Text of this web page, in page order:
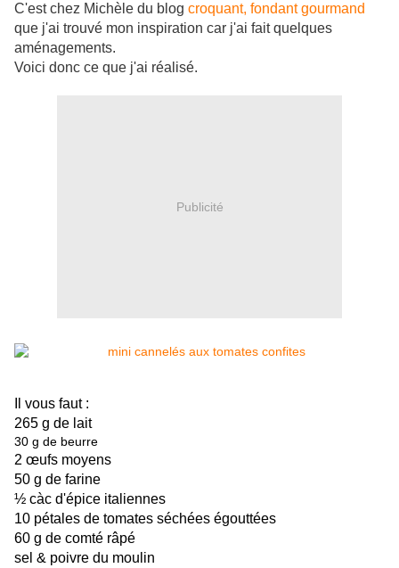
C'est chez Michèle du blog croquant, fondant gourmand
que j'ai trouvé mon inspiration car j'ai fait quelques
aménagements.
Voici donc ce que j'ai réalisé.
Publicité
Il vous faut :
265 g de lait
30 g de beurre
2 œufs moyens
50 g de farine
½ càc d'épice italiennes
10 pétales de tomates séchées égouttées
60 g de comté râpé
sel & poivre du moulin